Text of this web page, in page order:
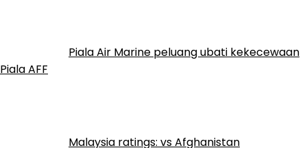
Piala Air Marine peluang ubati kekecewaan
Piala AFF
Malaysia ratings: vs Afghanistan